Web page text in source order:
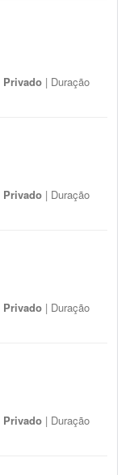
Privado | Duração
Privado | Duração
Privado | Duração
Privado | Duração